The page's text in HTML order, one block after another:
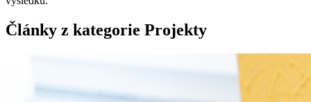
Články z kategorie Projekty